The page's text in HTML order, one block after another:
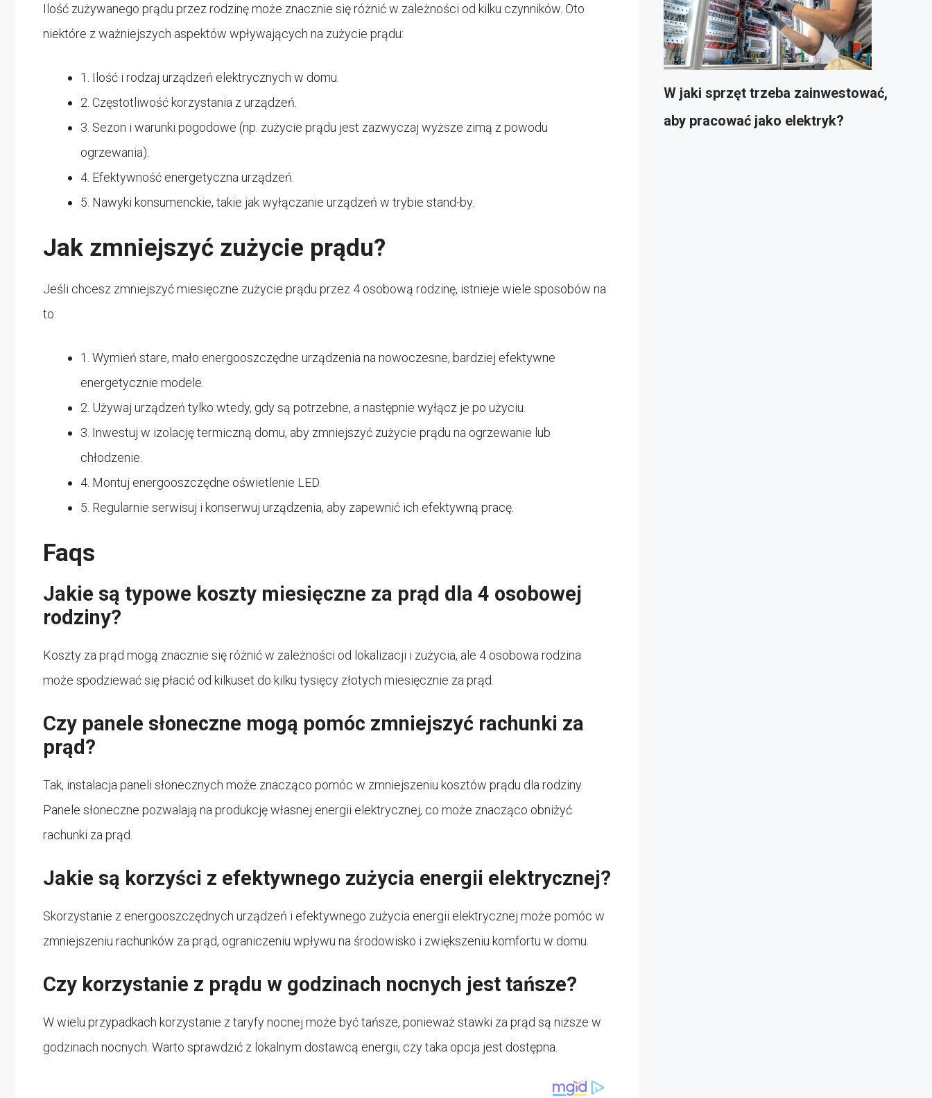
Ilość zużywanego prądu przez rodzinę może znacznie się różnić w zależności od kilku czynników. Oto
niektóre z ważniejszych aspektów wpływających na zużycie prądu:
1. Ilość i rodzaj urządzeń elektrycznych w domu.
2. Częstotliwość korzystania z urządzeń.
3. Sezon i warunki pogodowe (np. zużycie prądu jest zazwyczaj wyższe zimą z powodu
ogrzewania).
4. Efektywność energetyczna urządzeń.
5. Nawyki konsumenckie, takie jak wyłączanie urządzeń w trybie stand-by.
Jak zmniejszyć zużycie prądu?
Jeśli chcesz zmniejszyć miesięczne zużycie prądu przez 4 osobową rodzinę, istnieje wiele sposobów na
to:
1. Wymień stare, mało energooszczędne urządzenia na nowoczesne, bardziej efektywne
energetycznie modele.
2. Używaj urządzeń tylko wtedy, gdy są potrzebne, a następnie wyłącz je po użyciu.
3. Inwestuj w izolację termiczną domu, aby zmniejszyć zużycie prądu na ogrzewanie lub
chłodzenie.
4. Montuj energooszczędne oświetlenie LED.
5. Regularnie serwisuj i konserwuj urządzenia, aby zapewnić ich efektywną pracę.
Faqs
Jakie są typowe koszty miesięczne za prąd dla 4 osobowej
rodziny?
Koszty za prąd mogą znacznie się różnić w zależności od lokalizacji i zużycia, ale 4 osobowa rodzina
może spodziewać się płacić od kilkuset do kilku tysięcy złotych miesięcznie za prąd.
Czy panele słoneczne mogą pomóc zmniejszyć rachunki za
prąd?
Tak, instalacja paneli słonecznych może znacząco pomóc w zmniejszeniu kosztów prądu dla rodziny.
Panele słoneczne pozwalają na produkcję własnej energii elektrycznej, co może znacząco obniżyć
rachunki za prąd.
Jakie są korzyści z efektywnego zużycia energii elektrycznej?
Skorzystanie z energooszczędnych urządzeń i efektywnego zużycia energii elektrycznej może pomóc w
zmniejszeniu rachunków za prąd, ograniczeniu wpływu na środowisko i zwiększeniu komfortu w domu.
Czy korzystanie z prądu w godzinach nocnych jest tańsze?
W wielu przypadkach korzystanie z taryfy nocnej może być tańsze, ponieważ stawki za prąd są niższe w
godzinach nocnych. Warto sprawdzić z lokalnym dostawcą energii, czy taka opcja jest dostępna.
W jaki sprzęt trzeba zainwestować,
aby pracować jako elektryk?